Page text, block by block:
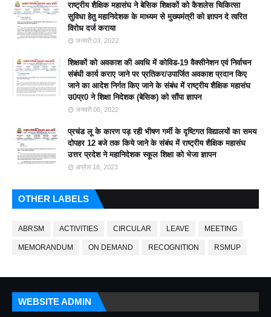
राष्ट्रीय शैक्षिक महासंघ ने बेसिक शिक्षकों को कैशलेस चिकित्सा
सुविधा हेतु महानिदेशक के माध्यम से मुख्यमंत्री को ज्ञापन दे त्वरित
विरोध दर्ज कराया
जनवरी 03, 2022
शिक्षकों को अवकाश की अवधि में कोविड-19 वैक्सीनेशन एवं निर्वाचन
संबंधी कार्य कराए जाने पर प्रतिकर/उपार्जित अवकाश प्रदान किए
जाने का आदेश निर्गत किए जाने के संबंध में राष्ट्रीय शैक्षिक महासंघ
उ0प्र0 ने शिक्षा निदेशक (बेसिक) को सौंपा ज्ञापन
जनवरी 06, 2022
प्रचंड लू के कारण पड़ रही भीषण गर्मी के दृष्टिगत विद्यालयों का समय
दोपहर 12 बजे तक किये जाने के संबंध में राष्ट्रीय शैक्षिक महासंघ
उत्तर प्रदेश ने महानिदेशक स्कूल शिक्षा को भेजा ज्ञापन
अप्रैल 18, 2023
OTHER LABELS
ABRSM ACTIVITIES CIRCULAR LEAVE MEETING
MEMORANDUM ON DEMAND RECOGNITION RSMUP
WEBSITE ADMIN